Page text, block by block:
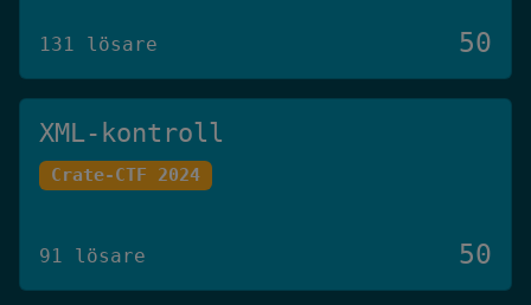
131 lösare 50
XML-kontroll
Crate-CTF 2024
91 lösare 50